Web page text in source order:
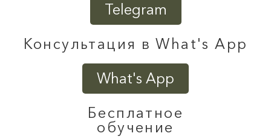
Telegram
Консультация в What's App
What's App
Бесплатное
обучение